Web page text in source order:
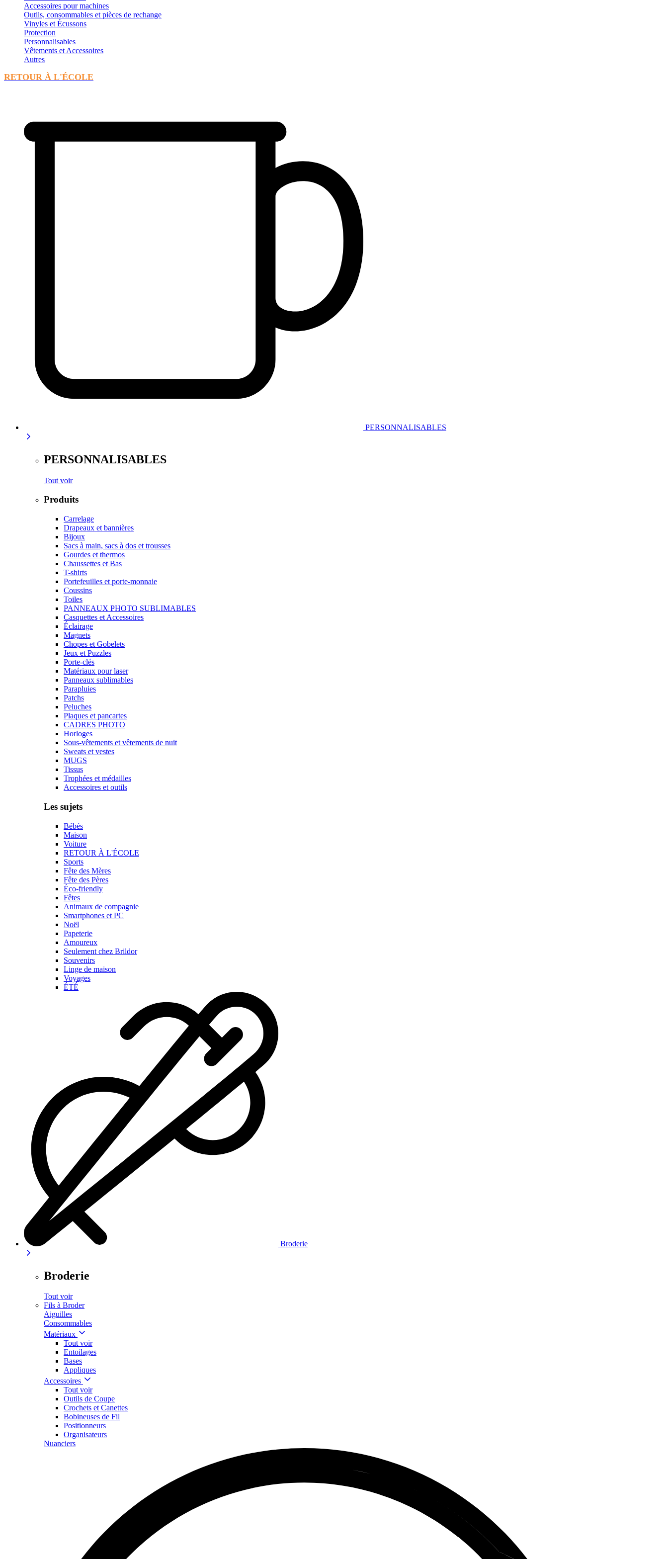
Accessoires pour machines
Outils, consommables et pièces de rechange
Vinyles et Écussons
Protection
Personnalisables
Vêtements et Accessoires
Autres
RETOUR À L'ÉCOLE
PERSONNALISABLES
PERSONNALISABLES
Tout voir
Produits
Carrelage
Drapeaux et bannières
Bijoux
Sacs à main, sacs à dos et trousses
Gourdes et thermos
Chaussettes et Bas
T-shirts
Portefeuilles et porte-monnaie
Coussins
Toiles
PANNEAUX PHOTO SUBLIMABLES
Casquettes et Accessoires
Éclairage
Magnets
Chopes et Gobelets
Jeux et Puzzles
Porte-clés
Matériaux pour laser
Panneaux sublimables
Parapluies
Patchs
Peluches
Plaques et pancartes
CADRES PHOTO
Horloges
Sous-vêtements et vêtements de nuit
Sweats et vestes
MUGS
Tissus
Trophées et médailles
Accessoires et outils
Les sujets
Bébés
Maison
Voiture
RETOUR À L'ÉCOLE
Sports
Fête des Mères
Fête des Pères
Éco-friendly
Fêtes
Animaux de compagnie
Smartphones et PC
Noël
Papeterie
Amoureux
Seulement chez Brildor
Souvenirs
Linge de maison
Voyages
ÉTÉ
Broderie
Broderie
Tout voir
Fils à Broder
Aiguilles
Consommables
Matériaux
Tout voir
Entoilages
Bases
Appliques
Accessoires
Tout voir
Outils de Coupe
Crochets et Canettes
Bobineuses de Fil
Positionneurs
Organisateurs
Nuanciers